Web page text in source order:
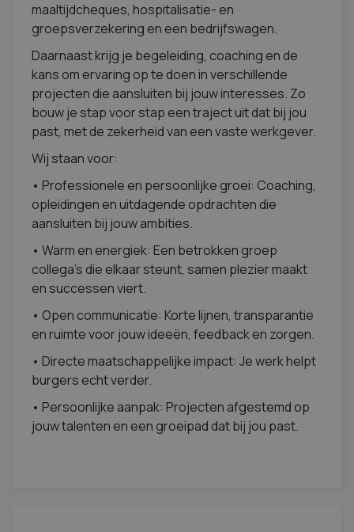
maaltijdcheques, hospitalisatie- en
groepsverzekering en een bedrijfswagen.
Daarnaast krijg je begeleiding, coaching en de
kans om ervaring op te doen in verschillende
projecten die aansluiten bij jouw interesses. Zo
bouw je stap voor stap een traject uit dat bij jou
past, met de zekerheid van een vaste werkgever.
Wij staan voor:
• Professionele en persoonlijke groei: Coaching,
opleidingen en uitdagende opdrachten die
aansluiten bij jouw ambities.
• Warm en energiek: Een betrokken groep
collega’s die elkaar steunt, samen plezier maakt
en successen viert.
• Open communicatie: Korte lijnen, transparantie
en ruimte voor jouw ideeën, feedback en zorgen.
• Directe maatschappelijke impact: Je werk helpt
burgers echt verder.
• Persoonlijke aanpak: Projecten afgestemd op
jouw talenten en een groeipad dat bij jou past.